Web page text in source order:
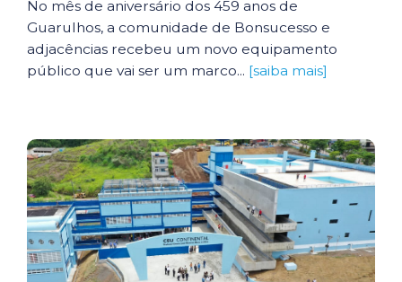
No mês de aniversário dos 459 anos de
Guarulhos, a comunidade de Bonsucesso e
adjacências recebeu um novo equipamento
público que vai ser um marco... [saiba mais]